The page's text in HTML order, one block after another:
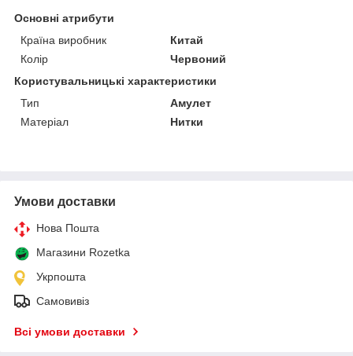
Основні атрибути
Країна виробник
Китай
Колір
Червоний
Користувальницькі характеристики
Тип
Амулет
Матеріал
Нитки
Умови доставки
Нова Пошта
Магазини Rozetka
Укрпошта
Самовивіз
Всі умови доставки